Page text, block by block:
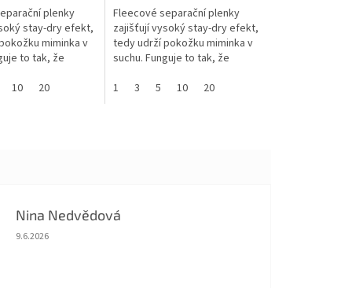
plenky
stay-dry efekt,
miminka v
to tak, že
části, ale už ne...
10 20
Fleecové separační plenky
zajišťují vysoký stay-dry efekt,
tedy udrží pokožku miminka v
suchu. Funguje to tak, že
do absorpční části, ale už ne...
1 3 5 10 20
Nina Nedvědová
Hodnocení obchodu je 5 z 5 hvězdiček.
9.6.2026